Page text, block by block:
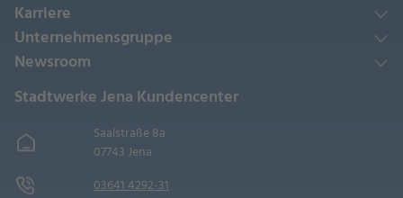
Karriere
Unternehmensgruppe
Newsroom
Stadtwerke Jena Kundencenter
Saalstraße 8a
07743 Jena
03641 4292-31